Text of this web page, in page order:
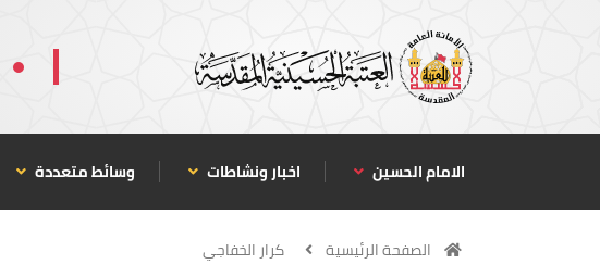
الامام الحسين اخبار ونشاطات وسائط متعددة
الصفحة الرئيسية كرار الخفاجي